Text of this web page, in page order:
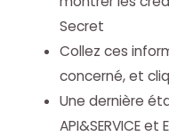
Secret
Collez ces
concerné, et
Une dernière
API&SERVICE